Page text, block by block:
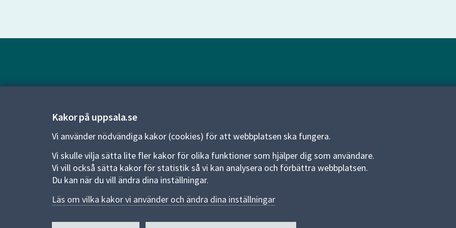
Kakor på uppsala.se
Vi använder nödvändiga kakor (cookies) för att webbplatsen ska fungera.
Vi skulle vilja sätta lite fler kakor för olika funktioner som hjälper dig som användare.
Vi vill också sätta kakor för statistik så vi kan analysera och förbättra webbplatsen.
Du kan när du vill ändra dina inställningar.
Läs om vilka kakor vi använder och ändra dina inställningar
Kontaktcenter:018-727 00 00
E-post:uppsala.kommun@uppsala.se
Fler kontaktvägar
Pressrum
Nyheter och pressmeddelanden
Allmänna handlingar och diarium
Behandling av personuppgifter
Kakor
Språk (other languages)